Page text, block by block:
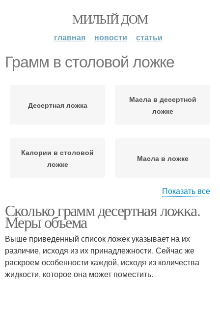
МИЛЫЙ ДОМ
главная новости статьи
Грамм в столовой ложке
Десертная ложка
Масла в десертной
ложке
Калории в столовой
ложке
Масла в ложке
ложке
Муки в ложке
Грамм в десертной
ложке
Сметаны в столовой
Показать все
Сколько грамм десертная ложка.
Меры объема
Выше приведенный список ложек указывает на их
различие, исходя из их принадлежности. Сейчас же
раскроем особенности каждой, исходя из количества
жидкости, которое она может поместить.